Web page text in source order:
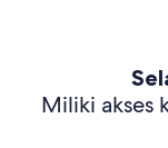
Miliki akses